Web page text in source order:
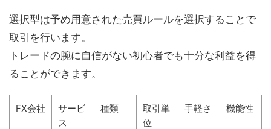
選択型は予め用意された売買ルールを選択することで
取引を行います。
トレードの腕に自信がない初心者でも十分な利益を得
ることができます。
FX会社
サービ
ス
種類
取引単
位
手軽さ 機能性